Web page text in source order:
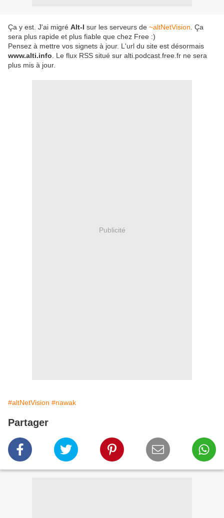
Ça y est. J'ai migré Alt-I sur les serveurs de ~altNetVision . Ça
sera plus rapide et plus fiable que chez Free :)
Pensez à mettre vos signets à jour. L'url du site est désormais
www.alti.info . Le flux RSS situé sur alti.podcast.free.fr ne sera
plus mis à jour.
Publicité
#altNetVision #nawak
Partager